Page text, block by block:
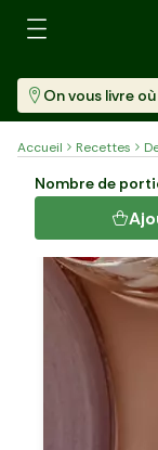
On vous livre
Accueil Recettes
LE CRANACHAN
Nombre de